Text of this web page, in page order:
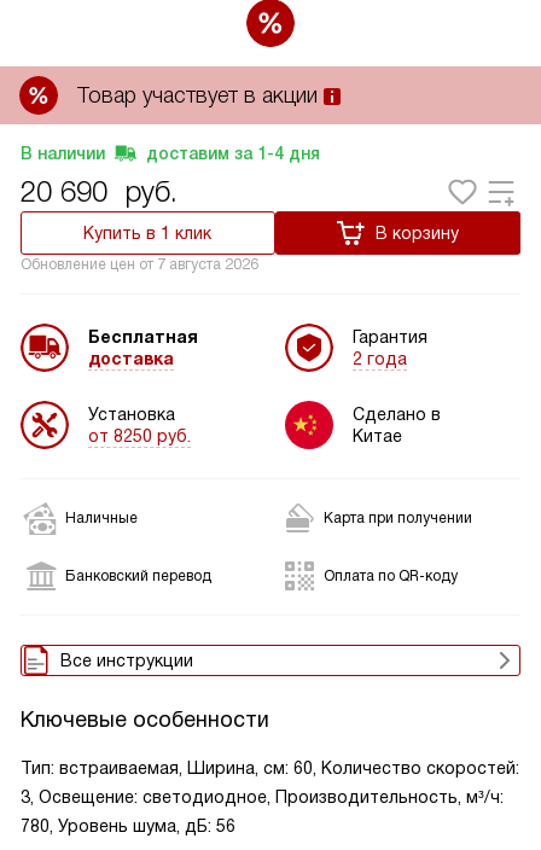
Товар участвует в акции
В наличии доставим за 1-4 дня
20 690 руб.
Купить в 1 клик В корзину
Обновление цен от 7 августа 2026
Бесплатная
доставка
Установка
от 8250 руб.
Гарантия
2 года
Сделано в
Китае
Наличные Карта при получении
Банковский перевод Оплата по QR-коду
Все инструкции
Ключевые особенности
Тип: встраиваемая, Ширина, см: 60, Количество скоростей:
3, Освещение: светодиодное, Производительность, м³/ч:
780, Уровень шума, дБ: 56